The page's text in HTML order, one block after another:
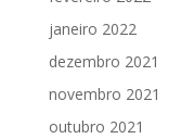
janeiro 2022
dezembro 2021
novembro 2021
outubro 2021